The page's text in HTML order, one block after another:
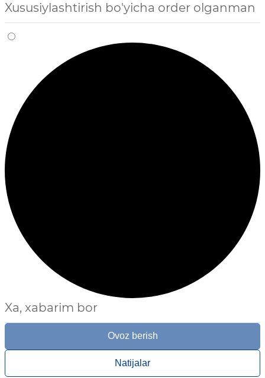
Xususiylashtirish bo'yicha order olganman
Xa, xabarim bor
Ovoz berish
Natijalar